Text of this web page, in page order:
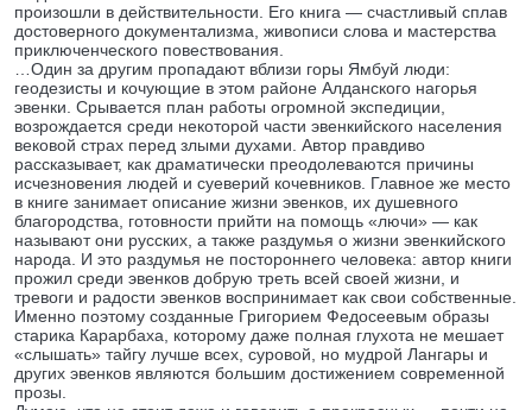
произошли в действительности. Его книга — счастливый сплав
достоверного документализма, живописи слова и мастерства
приключенческого повествования.
…Один за другим пропадают вблизи горы Ямбуй люди:
геодезисты и кочующие в этом районе Алданского нагорья
эвенки. Срывается план работы огромной экспедиции,
возрождается среди некоторой части эвенкийского населения
вековой страх перед злыми духами. Автор правдиво
рассказывает, как драматически преодолеваются причины
исчезновения людей и суеверий кочевников. Главное же место
в книге занимает описание жизни эвенков, их душевного
благородства, готовности прийти на помощь «лючи» — как
называют они русских, а также раздумья о жизни эвенкийского
народа. И это раздумья не постороннего человека: автор книги
прожил среди эвенков добрую треть всей своей жизни, и
тревоги и радости эвенков воспринимает как свои собственные.
Именно поэтому созданные Григорием Федосеевым образы
старика Карарбаха, которому даже полная глухота не мешает
«слышать» тайгу лучше всех, суровой, но мудрой Лангары и
других эвенков являются большим достижением современной
прозы.